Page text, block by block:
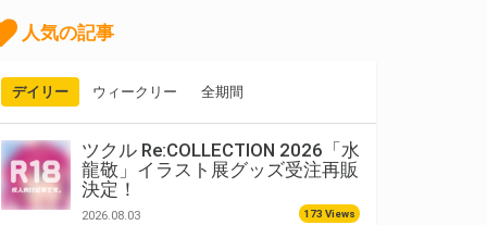
人気の記事
デイリー ウィークリー 全期間
ツクル Re:COLLECTION 2026「水
龍敬」イラスト展グッズ受注再販
決定！
2026.08.03 173 Views